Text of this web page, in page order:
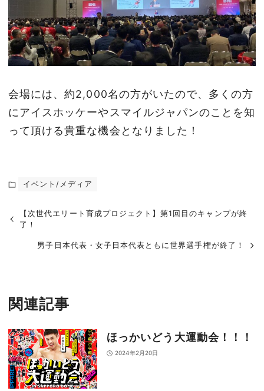
会場には、約2,000名の方がいたので、多くの方
にアイスホッケーやスマイルジャパンのことを知
って頂ける貴重な機会となりました！
イベント/メディア
【次世代エリート育成プロジェクト】第1回目のキャンプが終
了！
男子日本代表・女子日本代表ともに世界選手権が終了！
関連記事
ほっかいどう大運動会！！！
2024年2月20日